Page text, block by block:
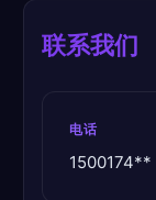
联系我们
电话
1500174**